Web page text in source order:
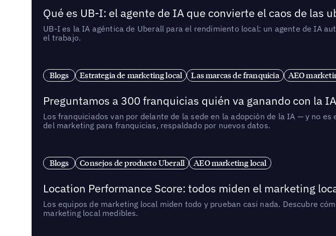
Qué es UB-I: el agente de IA que convierte el caos de las
UB-I es la IA agéntica de Uberall para el rendimiento local: un agente de IA
el trabajo.
Blogs Estrategia de marketing local Las marcas de franquicia AEO
Preguntamos a 300 franquicias quién va ganando con la
Los franquiciados van por delante de la sede en la adopción de la IA — y no
del marketing para franquicias, respaldado por nuevos datos.
Blogs Consejos de producto Uberall AEO marketing local
Location Performance Score: todos miden el marketing
Los equipos de marketing local miden todo y prueban casi nada. Descubre
marketing local medibles.